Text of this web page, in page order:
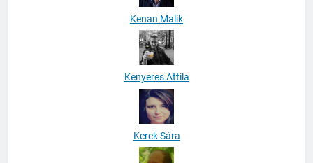
Kenan Malik
Kenyeres Attila
Kerek Sára